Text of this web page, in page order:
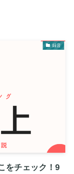
録音
をチェック！9